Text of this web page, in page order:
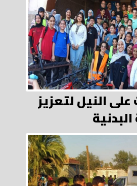
النيل لتعزيز